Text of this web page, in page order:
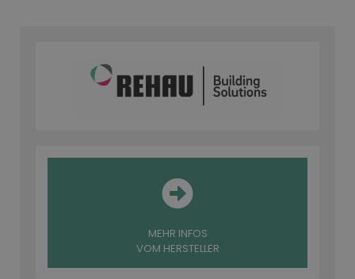
MEHR INFOS
VOM HERSTELLER